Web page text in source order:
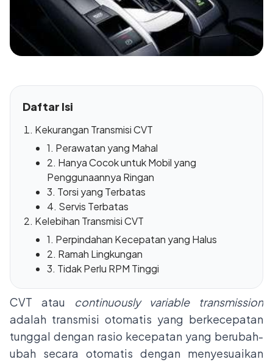
Daftar Isi
Kekurangan Transmisi CVT
1. Perawatan yang Mahal
2. Hanya Cocok untuk Mobil yang
Penggunaannya Ringan
3. Torsi yang Terbatas
4. Servis Terbatas
Kelebihan Transmisi CVT
1. Perpindahan Kecepatan yang Halus
2. Ramah Lingkungan
3. Tidak Perlu RPM Tinggi
CVT atau
continuously variable transmission
adalah transmisi otomatis yang berkecepatan
tunggal dengan rasio kecepatan yang berubah-
ubah secara otomatis dengan menyesuaikan